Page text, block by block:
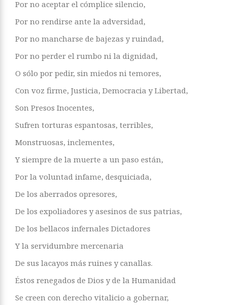
Por no aceptar el cómplice silencio,
Por no rendirse ante la adversidad,
Por no mancharse de bajezas y ruindad,
Por no perder el rumbo ni la dignidad,
O sólo por pedir, sin miedos ni temores,
Con voz firme, Justicia, Democracia y Libertad,
Son Presos Inocentes,
Sufren torturas espantosas, terribles,
Monstruosas, inclementes,
Y siempre de la muerte a un paso están,
Por la voluntad infame, desquiciada,
De los aberrados opresores,
De los expoliadores y asesinos de sus patrias,
De los bellacos infernales Dictadores
Y la servidumbre mercenaria
De sus lacayos más ruines y canallas.
Éstos renegados de Dios y de la Humanidad
Se creen con derecho vitalicio a gobernar,